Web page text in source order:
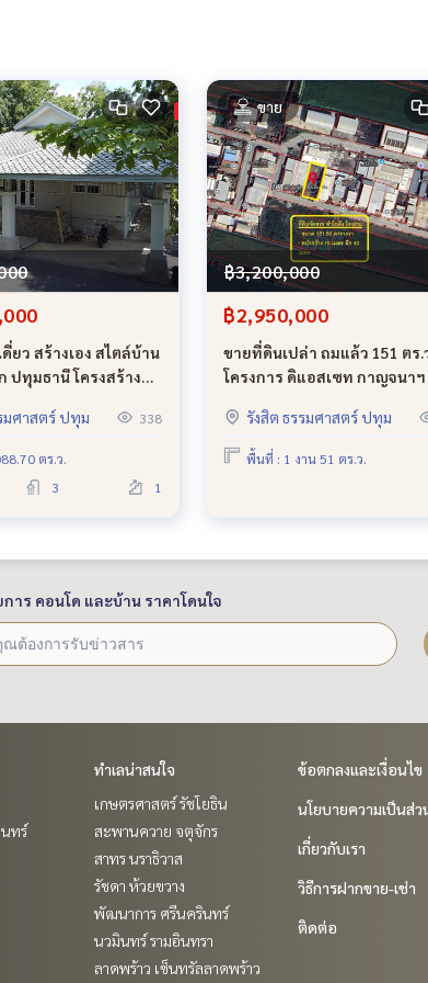
ยว สร้างเอง สไตล์บ้าน
ปทุมธานี โครงสร้าง
มศาสตร์ ปทุม
338
ตร.ว.
3 1
ขาย
฿3,200,000
฿2,950,000
ขายที่ดินเปล่า ถมแล้ว 151 ตร.
โครงการ ดิแอสเซท กาญจนาฯ
เหมาะสร้างบ้าน–โกดัง–โรงงา
รังสิต ธรรมศาสตร์ ปทุม
พื้นที่ : 1 งาน 51 ตร.ว.
าร คอนโด และบ้าน ราคาโดนใจ
ทร์
ทำเลน่าสนใจ
เกษตรศาสตร์ รัชโยธิน
สะพานควาย จตุจักร
สาทร นราธิวาส
รัชดา ห้วยขวาง
พัฒนาการ ศรีนครินทร์
นวมินทร์ รามอินทรา
ลาดพร้าว เซ็นทรัลลาดพร้าว
ข้อตกลงและเงื่อนไข
นโยบายความเป็นส่ว
เกี่ยวกับเรา
วิธีการฝากขาย-เช่า
ติดต่อ